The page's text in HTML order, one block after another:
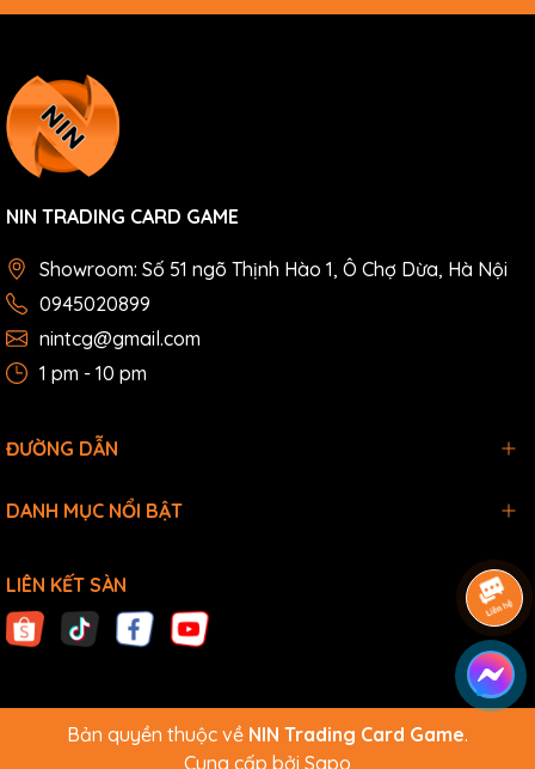
NIN TRADING CARD GAME
Showroom: Số 51 ngõ Thịnh Hào 1, Ô Chợ Dừa, Hà Nội
0945020899
nintcg@gmail.com
1 pm - 10 pm
ĐƯỜNG DẪN
DANH MỤC NỔI BẬT
LIÊN KẾT SÀN
Bản quyền thuộc về NIN Trading Card Game.
Cung cấp bởi Sapo